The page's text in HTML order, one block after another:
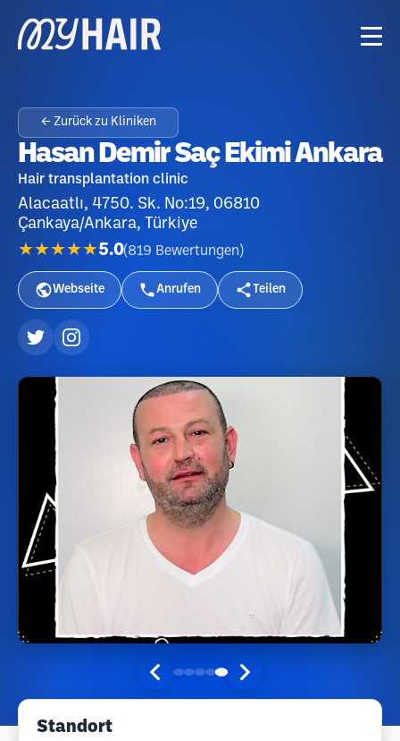
← Zurück zu Kliniken
Hasan Demir Saç Ekimi Ankara
Hair transplantation clinic
Alacaatlı, 4750. Sk. No:19, 06810
Çankaya/Ankara, Türkiye
★★★★★5.0(819 Bewertungen )
Webseite Anrufen Teilen
Standort